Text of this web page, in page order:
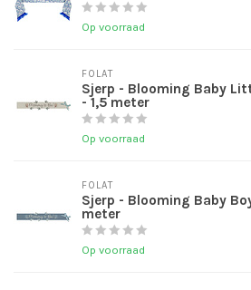
Op voorraad
FOLAT
Sjerp - Blooming Baby
- 1,5 meter
Op voorraad
FOLAT
Sjerp - Blooming Baby
meter
Op voorraad